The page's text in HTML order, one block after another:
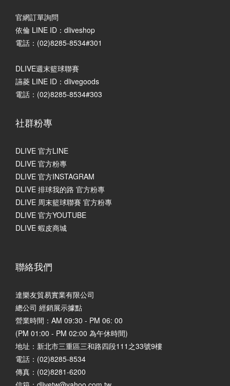
官網訂單詢問
依倫 LINE ID：dliveshop
電話：(02)8285-8534#301
DLIVE週末籃球聯賽
讌菱 LINE ID：dlivegoods
電話：(02)8285-8534#303
社群粉專
DLIVE 官方LINE
DLIVE 官方粉專
DLIVE 官方INSTAGRAM
DLIVE 排球我的路 官方粉專
DLIVE 周末籃球聯賽 官方粉專
DLIVE 官方YOUTUBE
DLIVE 蝦皮商城
聯絡我們
達樂友貿易實業有限公司
總公司 經銷展示據點
營業時間：AM 09:30 - PM 06: 00
(PM 01:00 - PM 02:00 為午休時間)
地址： 新北市三重區三和路四段111之33號9樓
電話：(02)8285-8534
傳真：(02)8281-6200